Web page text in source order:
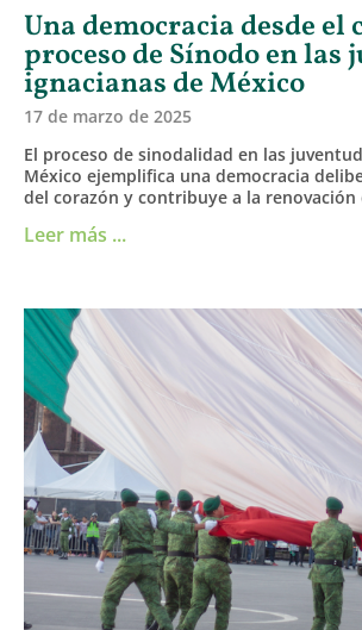
Una democracia desde el
proceso de Sínodo en las
ignacianas de México
17 de marzo de 2025
El proceso de sinodalidad en las
México ejemplifica una democracia
del corazón y contribuye a la renovación
Leer más ...